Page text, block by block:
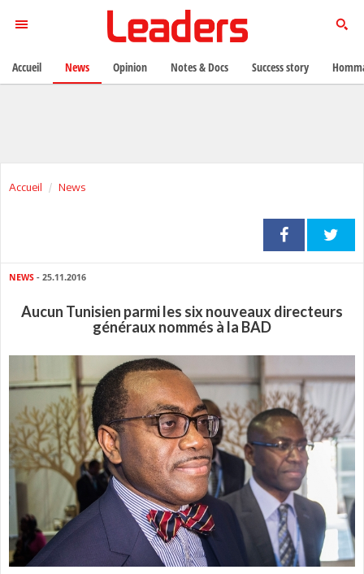
Accueil News
NEWS - 25.11.2016
Aucun Tunisien parmi les six nouveaux directeurs
généraux nommés à la BAD
Accueil News Opinion Notes & Docs Success story